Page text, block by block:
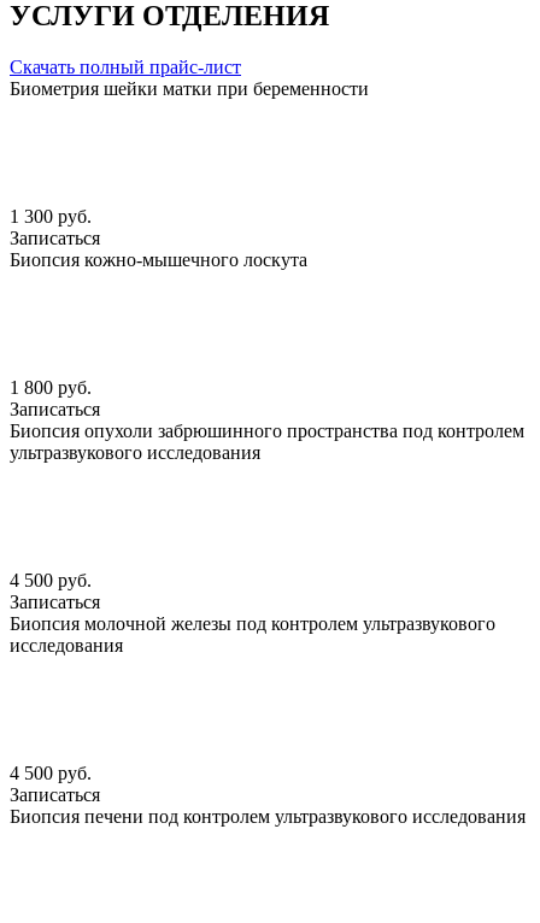
УСЛУГИ ОТДЕЛЕНИЯ
Скачать полный прайс-лист
Биометрия шейки матки при беременности
1 300 руб.
Записаться
Биопсия кожно-мышечного лоскута
1 800 руб.
Записаться
Биопсия опухоли забрюшинного пространства под контролем
ультразвукового исследования
4 500 руб.
Записаться
Биопсия молочной железы под контролем ультразвукового
исследования
4 500 руб.
Записаться
Биопсия печени под контролем ультразвукового исследования